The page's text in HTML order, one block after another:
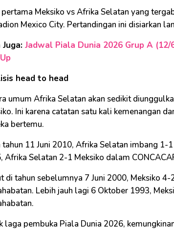
pertama Meksiko vs Afrika Selatan ​yang
Mexico City. Pertandingan ini disiarkan
Juga: Jadwal Piala Dunia 2026 Grup A
head to head
umum Afrika Selatan akan sedikit
Ini karena catatan satu kali kemenangan
bertemu.
tahun 11 Juni 2010, Afrika Selatan imbang 1-
Afrika Selatan 2-1 Meksiko dalam
di tahun sebelumnya 7 Juni 2000, Meksiko
Lebih jauh lagi 6 Oktober 1993,
laga pembuka Piala Dunia 2026,